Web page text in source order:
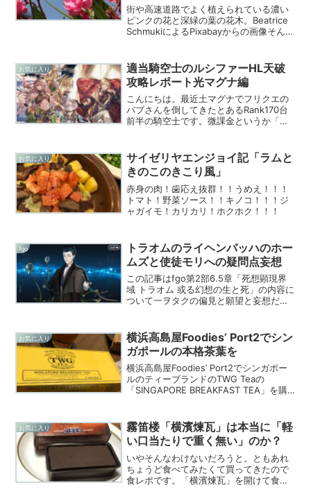
街や高速道路でよく植えられている濃い
ピンクの花と深緑の葉の花木。Beatrice
SchmukiによるPixabayからの画像そんな
ました。読書でたまたま見たヒンドゥ
ー...
お気に入り
適当騎空士のルシファーHL天破
攻略レポート光マグナ編
こんにちは。最近土マグナでフリクエの
バブさんを倒してきたとあるRank170台
前半の騎空士です。微課金というか「好
るだけ使いたいという基準でやっている
やつが、このくらい...
お気に入り
サイゼリヤエンジョイ記「ラムと
きのこのきこり風」
赤身の肉！歯応え抜群！！うめえ！！！
トマト！野菜ソース！！キノコ！！！ジ
ャガイモ！カリカリ！ホクホク！！！
fgo
トラオムのライヘンバッハのホー
ムズと使徒モリへの疑問点妄想
この記事はfgo第2部6.5章「死想顕現界
域 トラオム 或る幻想の生と死」の内容に
ついて一ヲタクの偏見と願望と妄想だけ
若モリアーティに「二つの人格」説トラ
オムの異星の使...
お気に入り
横浜高島屋Foodies’ Port2でシン
ガポールの本格茶葉を
横浜高島屋Foodies’ Port2でシンガポー
ルのティーブランドのTWG Teaの
「SINGAPORE BREAKFAST TEA」を購
た。
お気に入り
霧笛楼「横濱煉瓦」は本当に「軽
い口当たりで重く無い」のか？
いやそんなわけないだろうと。ともあれ
ちょうど食べてみたくて買ってきたので
食レポです。「横濱煉瓦」を開けて食べ